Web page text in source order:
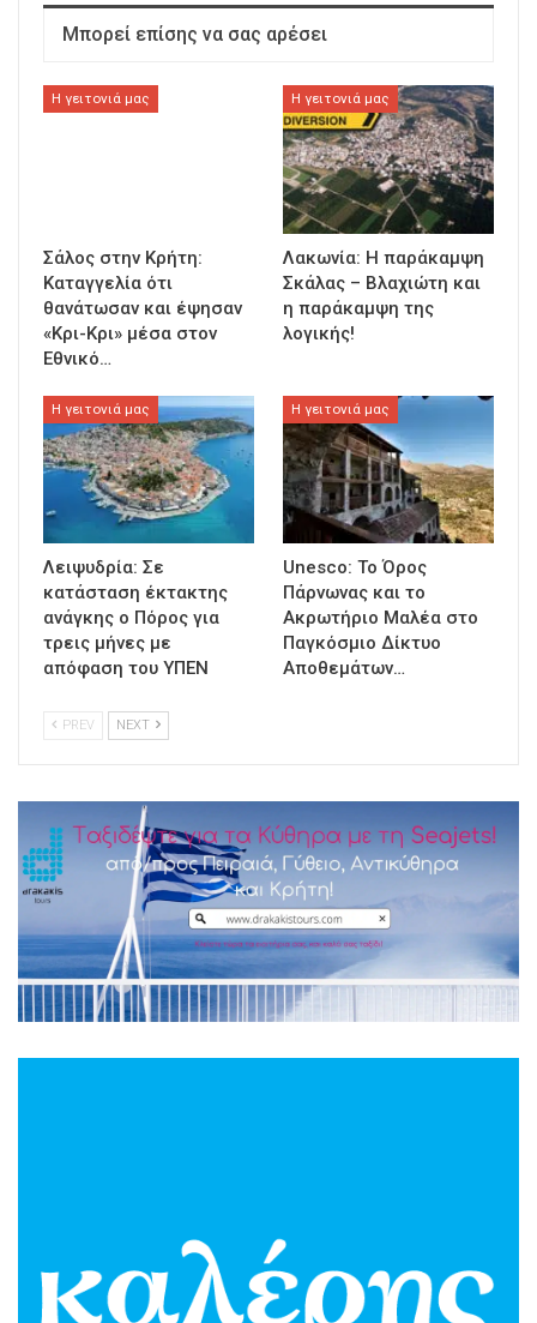
Μπορεί επίσης να σας αρέσει
Η γειτονιά μας
Σάλος στην Κρήτη:
Καταγγελία ότι
θανάτωσαν και έψησαν
«Κρι-Κρι» μέσα στον
Εθνικό…
Η γειτονιά μας
Λακωνία: Η παράκαμψη
Σκάλας – Βλαχιώτη και
η παράκαμψη της
λογικής!
Η γειτονιά μας
Λειψυδρία: Σε
κατάσταση έκτακτης
ανάγκης ο Πόρος για
τρεις μήνες με
απόφαση του ΥΠΕΝ
Η γειτονιά μας
Unesco: Το Όρος
Πάρνωνας και το
Ακρωτήριο Μαλέα στο
Παγκόσμιο Δίκτυο
Αποθεμάτων…
PREV NEXT